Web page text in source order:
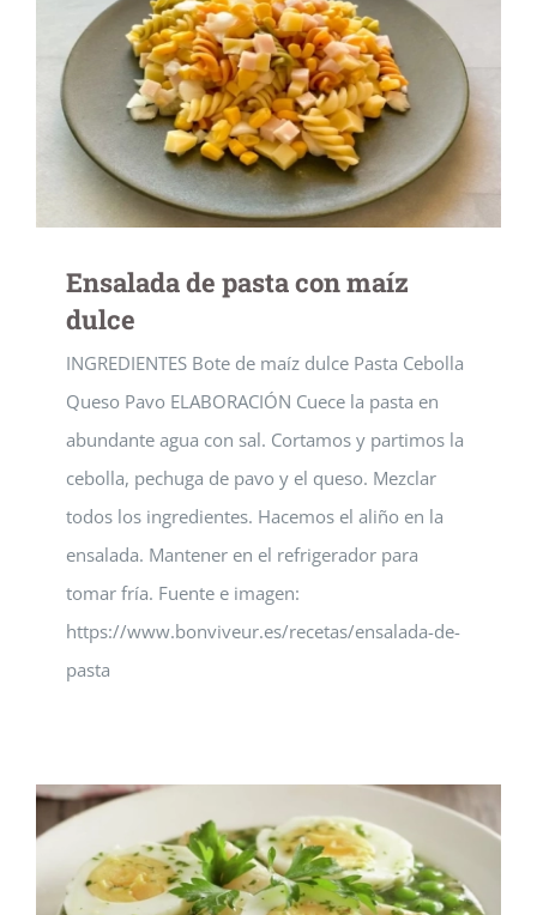
Ensalada de pasta con maíz
dulce
INGREDIENTES Bote de maíz dulce Pasta Cebolla
Queso Pavo ELABORACIÓN Cuece la pasta en
abundante agua con sal. Cortamos y partimos la
cebolla, pechuga de pavo y el queso. Mezclar
todos los ingredientes. Hacemos el aliño en la
ensalada. Mantener en el refrigerador para
tomar fría. Fuente e imagen:
https://www.bonviveur.es/recetas/ensalada-de-
pasta